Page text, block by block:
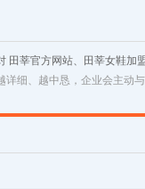
田莘官方网站、田莘女鞋加
详细、越中恳，企业会主动